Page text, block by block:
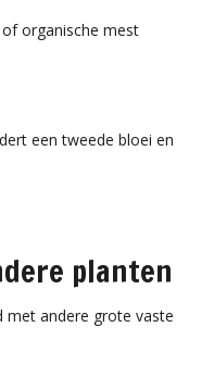
organische mest
een tweede bloei en
planten
met andere grote vaste